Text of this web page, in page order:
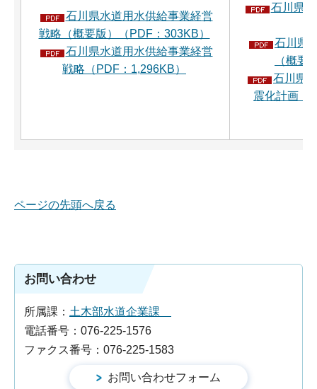
石川県水道用水供給事業経営
戦略（概要版）（PDF：303KB）
石川県水道用水供給事業経営
戦略（PDF：1,296KB）
石川県
石川県
（概要
石川県
震化計画（
ページの先頭へ戻る
お問い合わせ
所属課： 土木部水道企業課
電話番号：076-225-1576
ファクス番号：076-225-1583